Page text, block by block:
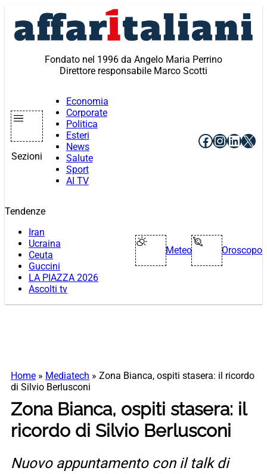
contenuto
Fondato nel 1996 da Angelo Maria Perrino
Direttore responsabile Marco Scotti
Sezioni
Economia
Corporate
Politica
Esteri
News
Salute
Sport
AI TV
Facebook
X
Tendenze
Iran
Ucraina
Ceuta
Guccini
LA PIAZZA 2026
Ascolti tv
Meteo Oroscopo
Home » Mediatech » Zona Bianca, ospiti stasera: il ricordo
di Silvio Berlusconi
Zona Bianca, ospiti stasera: il
ricordo di Silvio Berlusconi
Nuovo appuntamento con il talk di